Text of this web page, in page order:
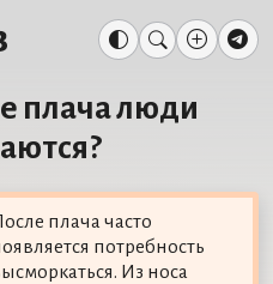
плача люди
плача часто
потребность
Из носа